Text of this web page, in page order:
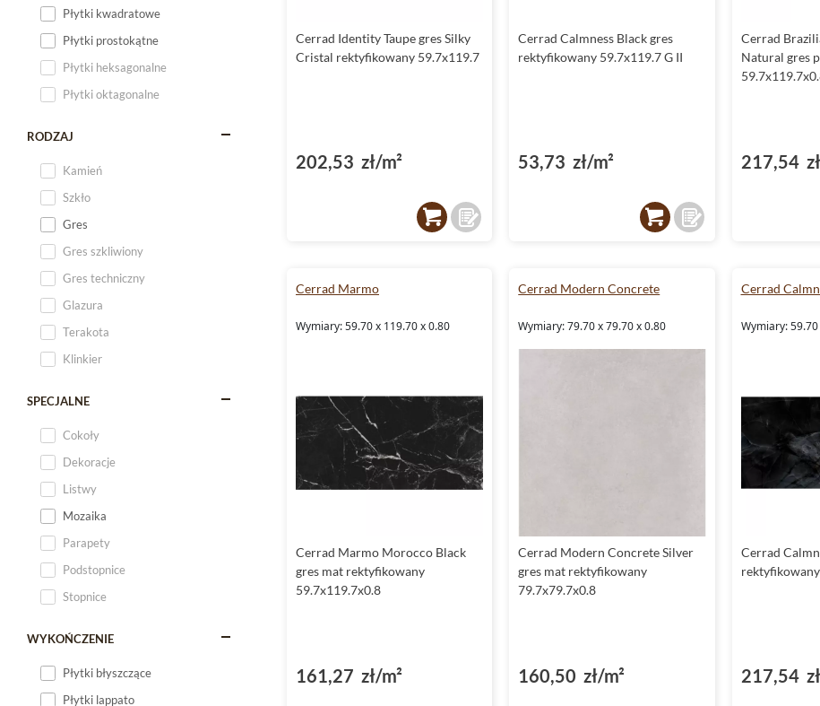
Płytki kwadratowe
Płytki prostokątne
Płytki heksagonalne
Płytki oktagonalne
RODZAJ
Kamień
Szkło
Gres
Gres szkliwiony
Gres techniczny
Glazura
Terakota
Klinkier
SPECJALNE
Cokoły
Dekoracje
Listwy
Mozaika
Parapety
Podstopnice
Stopnice
WYKOŃCZENIE
Płytki błyszczące
Płytki lappato
Cerrad Identity Taupe gres Silky
Cristal rektyfikowany 59.7x119.7
202,53 zł/m²
Cerrad Calmness Black gres
rektyfikowany 59.7x119.7 G II
53,73 zł/m²
Cerrad
Natural gres
217,54
Cerrad Marmo
Wymiary: 59.70 x 119.70 x 0.80
Cerrad Marmo Morocco Black
gres mat rektyfikowany
59.7x119.7x0.8
161,27 zł/m²
Cerrad Modern Concrete
Wymiary: 79.70 x 79.70 x 0.80
Cerrad Modern Concrete Silver
gres mat rektyfikowany
79.7x79.7x0.8
160,50 zł/m²
Cerrad
Wymiary:
Cerrad
217,54